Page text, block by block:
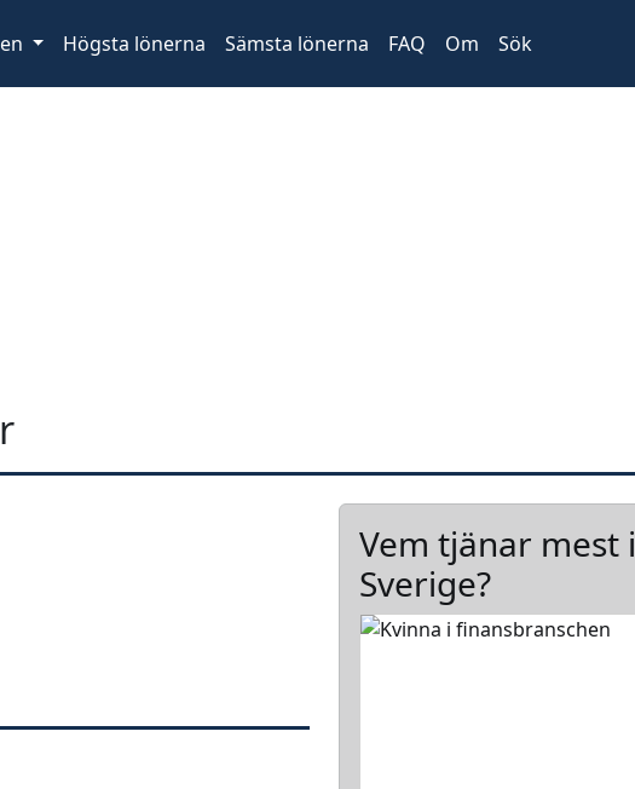
Högsta lönerna Sämsta lönerna FAQ Om Sök
Vem tjänar mest i
Sverige?